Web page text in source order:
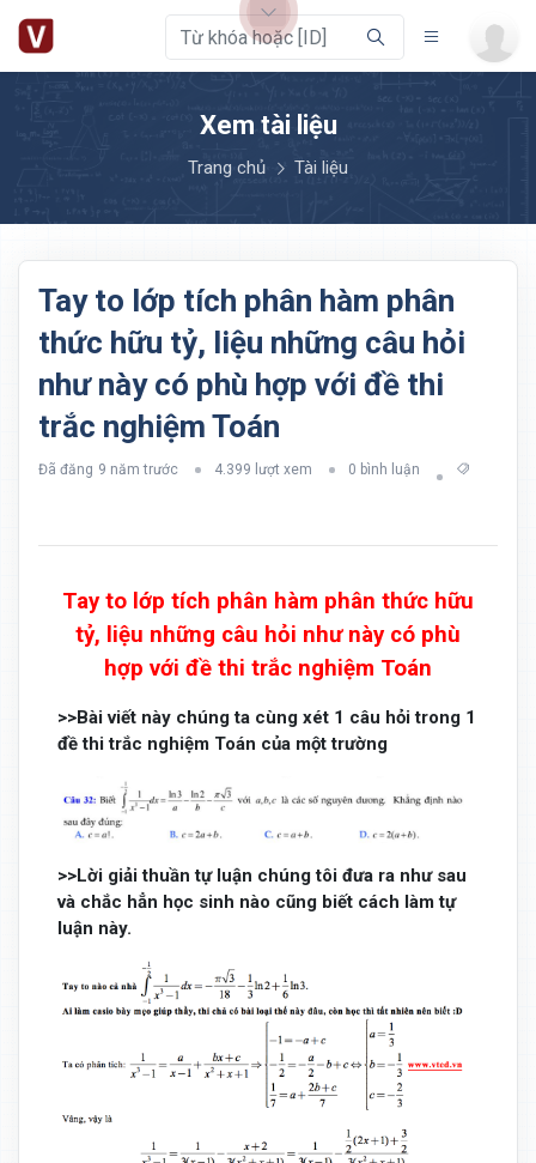
Xem tài liệu
Trang chủ Tài liệu
Tay to lớp tích phân hàm phân
thức hữu tỷ, liệu những câu hỏi
như này có phù hợp với đề thi
trắc nghiệm Toán
Đã đăng 9 năm trước 4.399 lượt xem 0 bình luận
Tay to lớp tích phân hàm phân thức hữu
tỷ, liệu những câu hỏi như này có phù
hợp với đề thi trắc nghiệm Toán
>>Bài viết này chúng ta cùng xét 1 câu hỏi trong 1
đề thi trắc nghiệm Toán của một trường
>>Lời giải thuần tự luận chúng tôi đưa ra như sau
và chắc hẳn học sinh nào cũng biết cách làm tự
luận này.